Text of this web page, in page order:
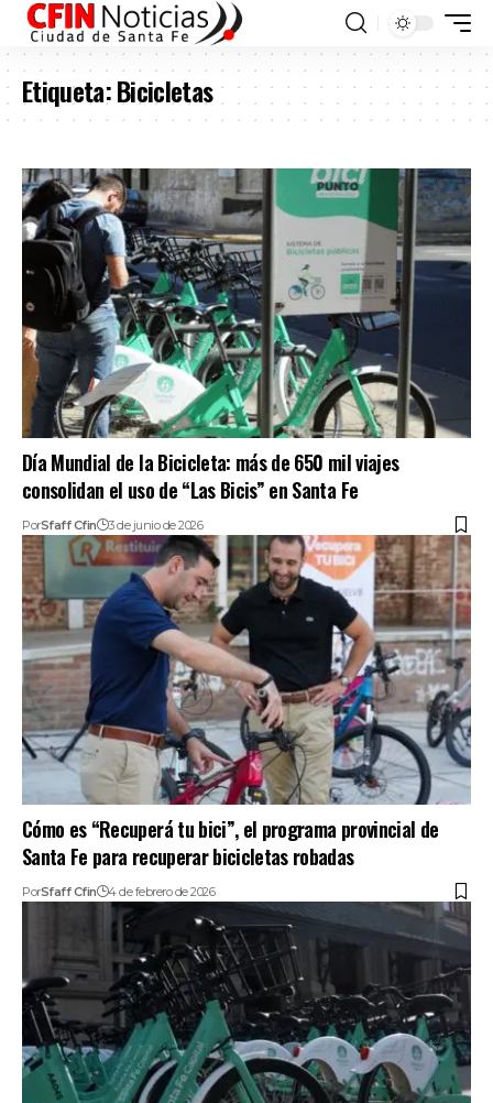
Etiqueta:Bicicletas
Día Mundial de la Bicicleta: más de 650 mil viajes
consolidan el uso de “Las Bicis” en Santa Fe
PorSfaff Cfin 3 de junio de 2026
Cómo es “Recuperá tu bici”, el programa provincial de
Santa Fe para recuperar bicicletas robadas
PorSfaff Cfin 4 de febrero de 2026